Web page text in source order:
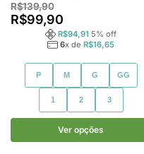
R$139,90
R$99,90
R$94,91 5% off
6x de R$16,65
P M G GG
1 2 3
Ver opções